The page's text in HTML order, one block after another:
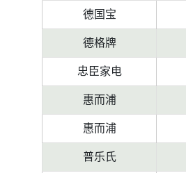
德国宝
德格牌
忠臣家电
惠而浦
惠而浦
普乐氏